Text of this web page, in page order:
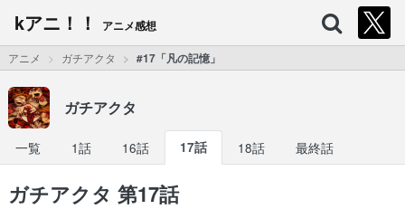
kアニ！！ アニメ感想
アニメ ガチアクタ #17「凡の記憶」
ガチアクタ
一覧 1話 16話 17話 18話 最終話
ガチアクタ 第17話